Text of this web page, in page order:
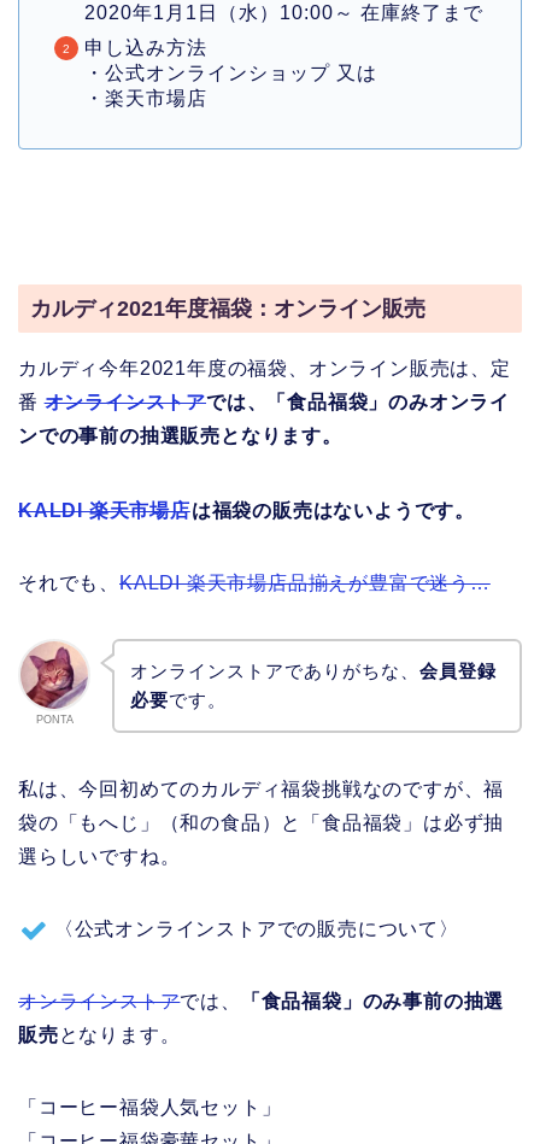
2020年1月1日（水）10:00～ 在庫終了まで
申し込み方法
・公式オンラインショップ 又は
・楽天市場店
カルディ2021年度福袋：オンライン販売
カルディ今年2021年度の福袋、オンライン販売は、定
番 オンラインストアでは、
「食品福袋」のみオンライ
ンでの事前の抽選販売となります。
KALDI 楽天市場店は福袋の販売はないようです。
それでも、 KALDI 楽天市場店品揃えが豊富で迷う…
PONTA
オンラインストアでありがちな、 会員登録
必要です。
私は、今回初めてのカルディ福袋挑戦なのですが、福
袋の「もへじ」（和の食品）と「食品福袋」は必ず抽
選らしいですね。
〈公式オンラインストアでの販売について〉
オンラインストアでは、
「食品福袋」のみ事前の抽選
販売となります。
「コーヒー福袋人気セット」